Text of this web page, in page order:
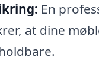
En
at dine